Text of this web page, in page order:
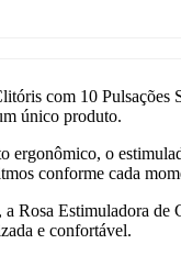
com 10 Pulsações
único produto.
ergonômico, o
conforme cada
Rosa Estimuladora de
e confortável.